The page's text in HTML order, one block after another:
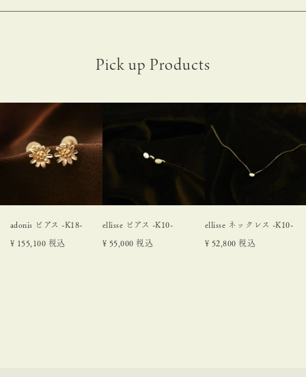
adonis ピアス -K18-
¥ 155,100 税込
ellisse ピアス -K10-
¥ 55,000 税込
ellisse ネックレス -K10-
¥ 52,800 税込